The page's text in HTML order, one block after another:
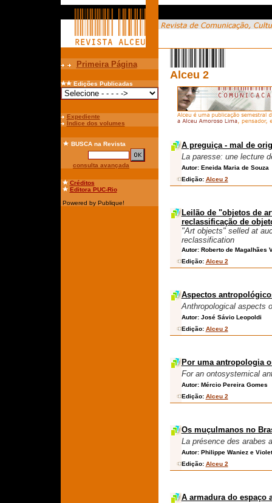
Primeira Página
Edições Publicadas
Expediente
Índice dos volumes
BUSCAna Revista
consulta avançada
Créditos
Editora PUC-Rio
Powered by Publique!
Alceu 2
A preguiça - mal de
La paresse: une lecture
Autor: Eneida Maria de Souza
Edição: Alceu 2
Leilão de "objetos de
reclassificação de
"Art objects" selled at
reclassification
Autor: Roberto de Magalhães
Edição: Alceu 2
Aspectos
Anthropological aspects
Autor: José Sávio Leopoldi
Edição: Alceu 2
Por uma antropologia
For an ontosystemical
Autor: Mércio Pereira Gomes
Edição: Alceu 2
Os muçulmanos no
La présence des arabes
Autor: Philippe Waniez e
Edição: Alceu 2
A armadura do espaço